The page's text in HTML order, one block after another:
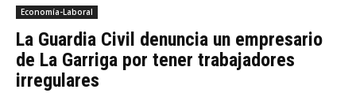
Economía-Laboral
La Guardia Civil denuncia un empresario
de La Garriga por tener trabajadores
irregulares